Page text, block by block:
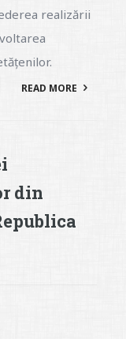
realizării
READ MORE
din